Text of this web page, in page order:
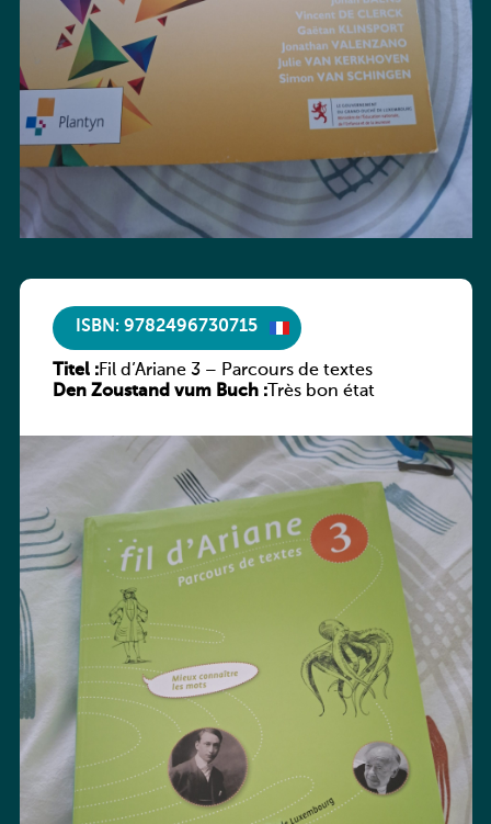
ISBN: 9782496730715
Titel :Fil d’Ariane 3 – Parcours de textes
Den Zoustand vum Buch :Très bon état